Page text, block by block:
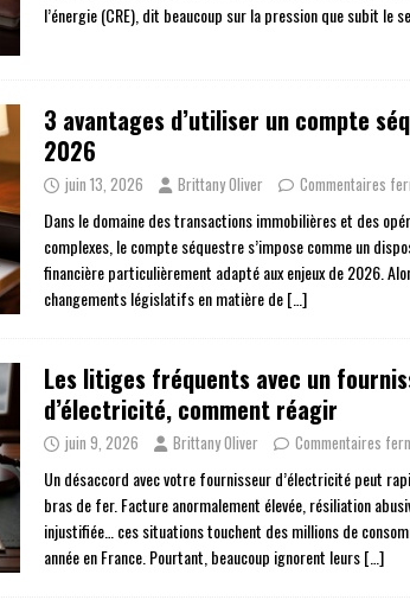
l’énergie (CRE), dit beaucoup sur la pression que subit le
3 avantages d’utiliser un compte
2026
juin 13, 2026 Brittany Oliver Commentaires
Dans le domaine des transactions immobilières et des
complexes, le compte séquestre s’impose comme un
financière particulièrement adapté aux enjeux de 2026.
changements législatifs en matière de[…]
Les litiges fréquents avec un
d’électricité, comment réagir
juin 9, 2026 Brittany Oliver Commentaires
Un désaccord avec votre fournisseur d’électricité peut
bras de fer. Facture anormalement élevée, résiliation
injustifiée… ces situations touchent des millions de
année en France. Pourtant, beaucoup ignorent leurs[…]